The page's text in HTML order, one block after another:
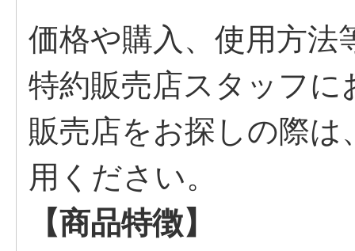
価格や購入、使用方法
特約販売店スタッフ
販売店をお探しの際は
用ください。
【商品特徴】